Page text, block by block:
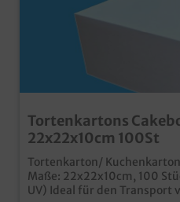
Tortenkartons
22x22x10cm 100St
Tortenkarton/
Maße: 22x22x10cm, 100
UV) Ideal für den Transport von Kuchen und Torten